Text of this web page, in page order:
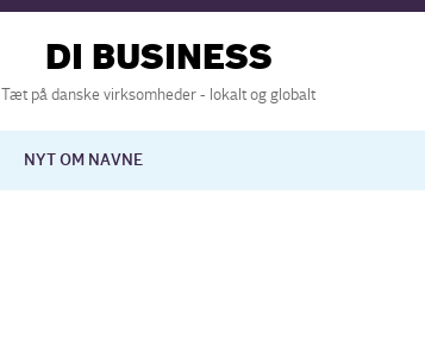
DI BUSINESS
Tæt på danske virksomheder - lokalt og globalt
NYT OM NAVNE